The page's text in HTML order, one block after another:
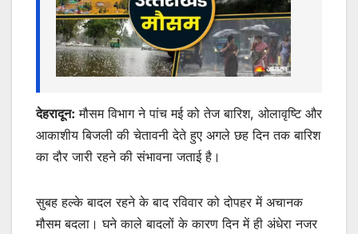
देहरादून: मौसम विभाग ने पांच मई को तेज बारिश, ओलावृष्टि और
आकाशीय बिजली की चेतावनी देते हुए अगले छह दिन तक बारिश
का दौर जारी रहने की संभावना जताई है।
सुबह हल्के बादल रहने के बाद रविवार को दोपहर में अचानक
मौसम बदला। घने काले बादलों के कारण दिन में ही अंधेरा नजर